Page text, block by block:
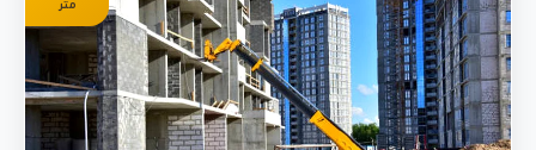
متر